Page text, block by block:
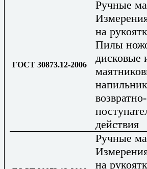
ГОСТ 30873.12-2006
Ручные
на
Пилы
дисковые
возвратно-
действия
Ручные
на